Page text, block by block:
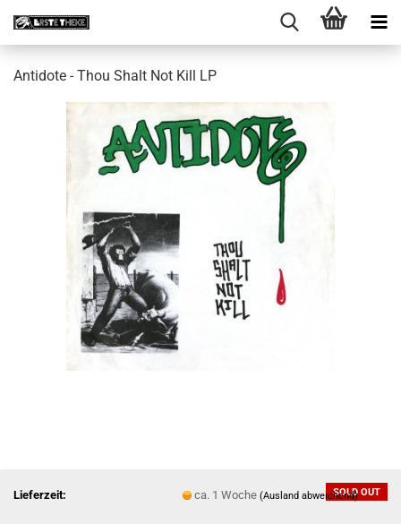
Antidote - Thou Shalt Not Kill LP
SOLD OUT
Lieferzeit: ca. 1 Woche(Ausland abweichend)